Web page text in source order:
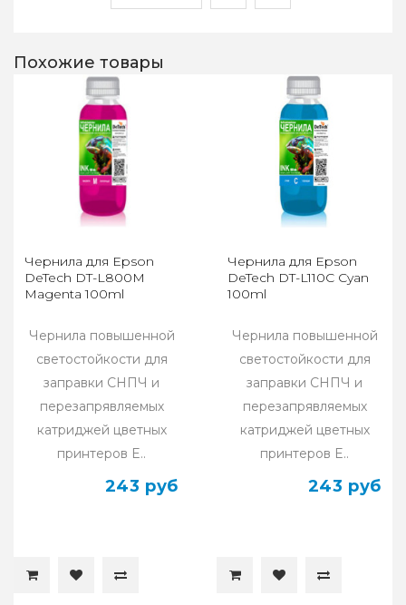
Похожие товары
Чернила для Epson
DeTech DT-L800M
Magenta 100ml
Чернила повышенной
светостойкости для
заправки СНПЧ и
перезапрявляемых
катриджей цветных
принтеров E..
243 руб
Чернила для Epson
DeTech DT-L110C Cyan
100ml
Чернила повышенной
светостойкости для
заправки СНПЧ и
перезапрявляемых
катриджей цветных
принтеров E..
243 руб